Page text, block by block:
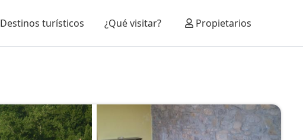
Destinos turísticos ¿Qué visitar? Propietarios